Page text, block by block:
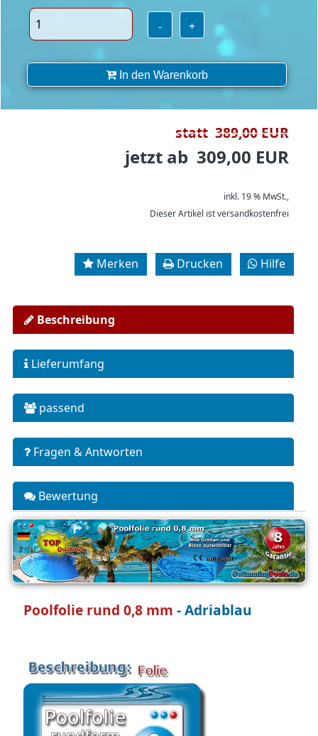
- +
In den Warenkorb
statt 389,00 EUR
jetzt ab 309,00 EUR
inkl. 19 % MwSt.,
Dieser Artikel ist versandkostenfrei
Merken Drucken Hilfe
Beschreibung
Lieferumfang
passend
Fragen & Antworten
Bewertung
Poolfolie rund 0,8 mm - Adriablau